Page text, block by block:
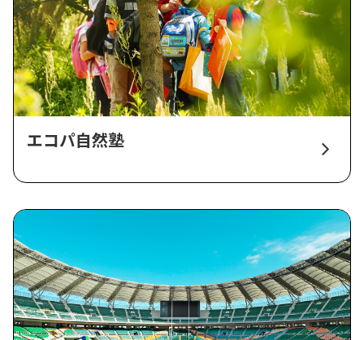
エコパ自然塾